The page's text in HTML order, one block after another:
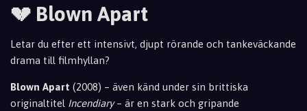
💔 Blown Apart
Letar du efter ett intensivt, djupt rörande och tankeväckande
drama till filmhyllan?
Blown Apart (2008) – även känd under sin brittiska
originaltitel Incendiary– är en stark och gripande